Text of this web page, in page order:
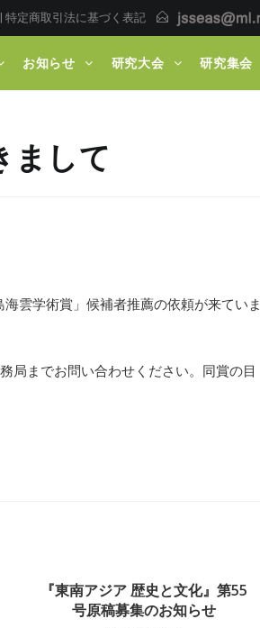
| 特定商取引法に基づく表記
お知らせ 研究大会 研究集会
まして
雲学術賞」 候補者推薦の依頼が来ていま
局までお問い合わせください。 同賞の目
『東南アジア 歴史と文化』第55
号原稿募集のお知らせ